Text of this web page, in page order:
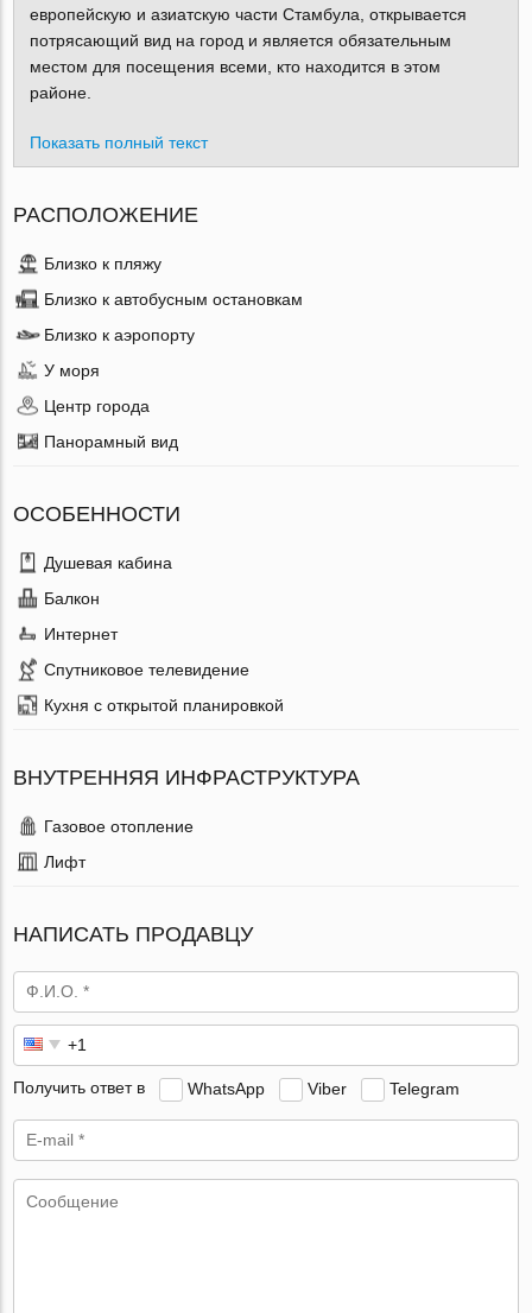
европейскую и азиатскую части Стамбула, открывается
потрясающий вид на город и является обязательным
местом для посещения всеми, кто находится в этом
районе.
Показать полный текст
РАСПОЛОЖЕНИЕ
Близко к пляжу
Близко к автобусным остановкам
Близко к аэропорту
У моря
Центр города
Панорамный вид
ОСОБЕННОСТИ
Душевая кабина
Балкон
Интернет
Спутниковое телевидение
Кухня с открытой планировкой
ВНУТРЕННЯЯ ИНФРАСТРУКТУРА
Газовое отопление
Лифт
НАПИСАТЬ ПРОДАВЦУ
Получить ответ в WhatsApp Viber Telegram